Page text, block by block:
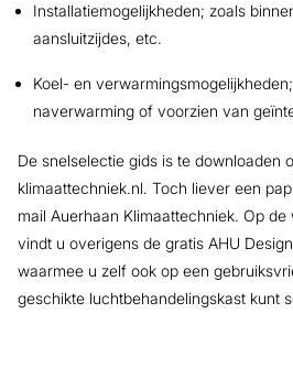
Installatiemogelijkheden; zoals
aansluitzijdes, etc.
Koel- en
naverwarming of voorzien van
De snelselectie gids is te downloaden
klimaattechniek.nl. Toch liever een
mail Auerhaan Klimaattechniek. Op
vindt u overigens de gratis AHU
waarmee u zelf ook op een
geschikte luchtbehandelingskast kunt